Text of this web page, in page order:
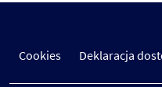
Cookies Deklaracja